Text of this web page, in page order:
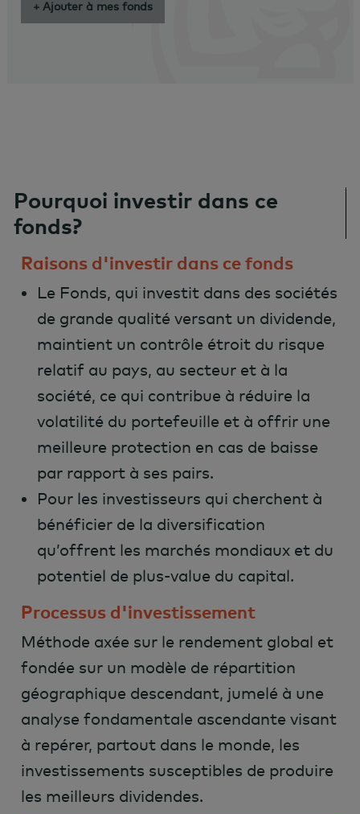
+ Ajouter à mes fonds
Pourquoi investir dans ce
fonds?
Raisons d'investir dans ce fonds
Le Fonds, qui investit dans des sociétés
de grande qualité versant un dividende,
maintient un contrôle étroit du risque
relatif au pays, au secteur et à la
société, ce qui contribue à réduire la
volatilité du portefeuille et à offrir une
meilleure protection en cas de baisse
par rapport à ses pairs.
Pour les investisseurs qui cherchent à
bénéficier de la diversification
qu’offrent les marchés mondiaux et du
potentiel de plus-value du capital.
Processus d'investissement
Méthode axée sur le rendement global et
fondée sur un modèle de répartition
géographique descendant, jumelé à une
analyse fondamentale ascendante visant
à repérer, partout dans le monde, les
investissements susceptibles de produire
les meilleurs dividendes.